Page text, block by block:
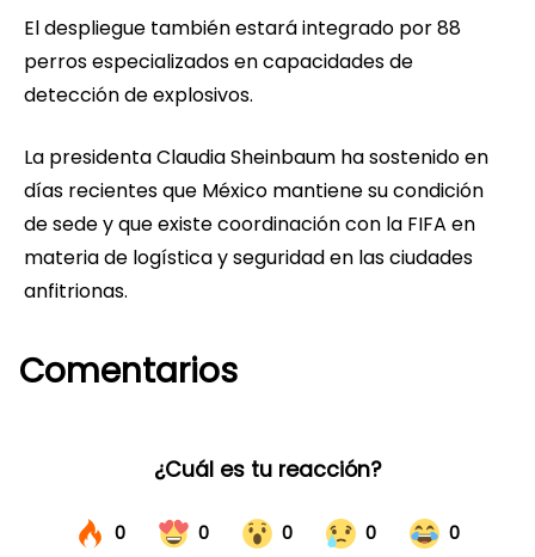
El despliegue también estará integrado por 88
perros especializados en capacidades de
detección de explosivos.
La presidenta Claudia Sheinbaum ha sostenido en
días recientes que México mantiene su condición
de sede y que existe coordinación con la FIFA en
materia de logística y seguridad en las ciudades
anfitrionas.
Comentarios